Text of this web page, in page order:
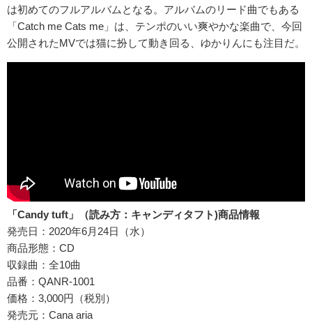
は初めてのフルアルバムとなる。アルバムのリード曲でもある
「Catch me Cats me」は、テンポのいい爽やかな楽曲で、今回
公開されたMVでは猫に扮して動き回る、ゆかりんにも注目だ。
「Candy tuft」（読み方：キャンディタフト)商品情報
発売日：2020年6月24日（水）
商品形態：CD
収録曲：全10曲
品番：QANR-1001
価格：3,000円（税別）
発売元：Cana aria